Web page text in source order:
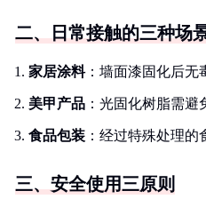
二、日常接触的三种场
家居涂料：墙面漆固化后无
美甲产品 ：光固化树脂需
食品包装 ：经过特殊处理
三、安全使用三原则